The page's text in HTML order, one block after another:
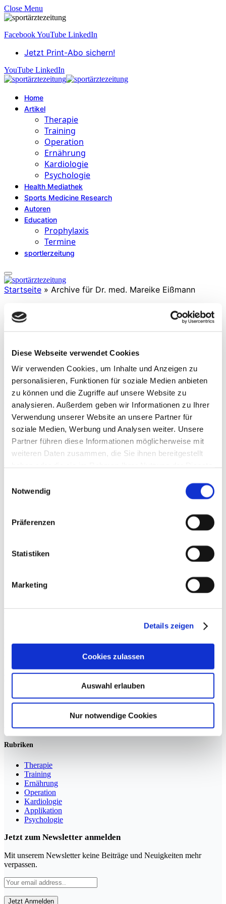
Diese Webseite verwendet Cookies
Wir verwenden Cookies, um Inhalte und Anzeigen zu
personalisieren, Funktionen für soziale Medien anbieten
zu können und die Zugriffe auf unsere Website zu
analysieren. Außerdem geben wir Informationen zu Ihrer
Verwendung unserer Website an unsere Partner für
soziale Medien, Werbung und Analysen weiter. Unsere
Partner führen diese Informationen möglicherweise mit
weiteren Daten zusammen, die Sie ihnen bereitgestellt
Notwendig
Präferenzen
Statistiken
Marketing
Details zeigen
Cookies zulassen
Auswahl erlauben
Nur notwendige Cookies
Close Menu
FacebookYouTube LinkedIn
Jetzt Print-Abo sichern!
YouTube LinkedIn
Home
Artikel
Therapie
Training
Operation
Ernährung
Kardiologie
Psychologie
Health Mediathek
Sports Medicine Research
Autoren
Education
Prophylaxis
Termine
sportlerzeitung
Startseite » Archive für Dr. med. Mareike Eißmann
ist Fachärztin für Innere Medizin und Kardiologie mit
Zusatzbezeichnung Sportmedizin & Sportkardiologie (Stufe 3). Sie
ist Oberärztin der Klinik für Kardiologie und Angiologie im
Elisabeth Krankenhaus Essen & ärztliche Leiterin des Zentrums für
Sportmedizin. Dazu ist sie noch selber aktive Triathletin
(Schwerpunkt Mittel- und Langdistanz) & Läuferin.
Beiträge
Sportkardiologische Risikostratifikation „Mid Ager“
Körperliche Aktivität hat einen hohen Stellenwert in der
hinreichend wissenschaftlich belegt, dass eine
Lebensstilmodifikation mit dem Fokus auf
Weiterlesen »
Sportmedizin für Ärzte, Therapeuten und Trainer
Rubriken
Therapie
Training
Ernährung
Operation
Kardiologie
Applikation
Psychologie
Jetzt zum Newsletter anmelden
Mit unserem Newsletter keine Beiträge und Neuigkeiten mehr
verpassen.